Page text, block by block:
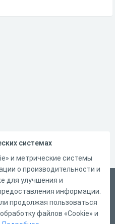
системах
и метрические системы
о производительности и
для улучшения и
информации.
продолжая пользоваться
файлов «Cookie» и